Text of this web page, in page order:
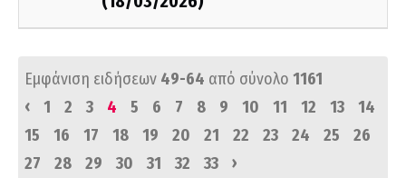
Εμφάνιση ειδήσεων 49-64 από σύνολο 1161
‹
1 2 3 4 5 6 7 8 9 10 11 12 13
14
15
16 17 18 19 20 21 22 23 24 25
26
27
28 29 30 31 32 33 ›